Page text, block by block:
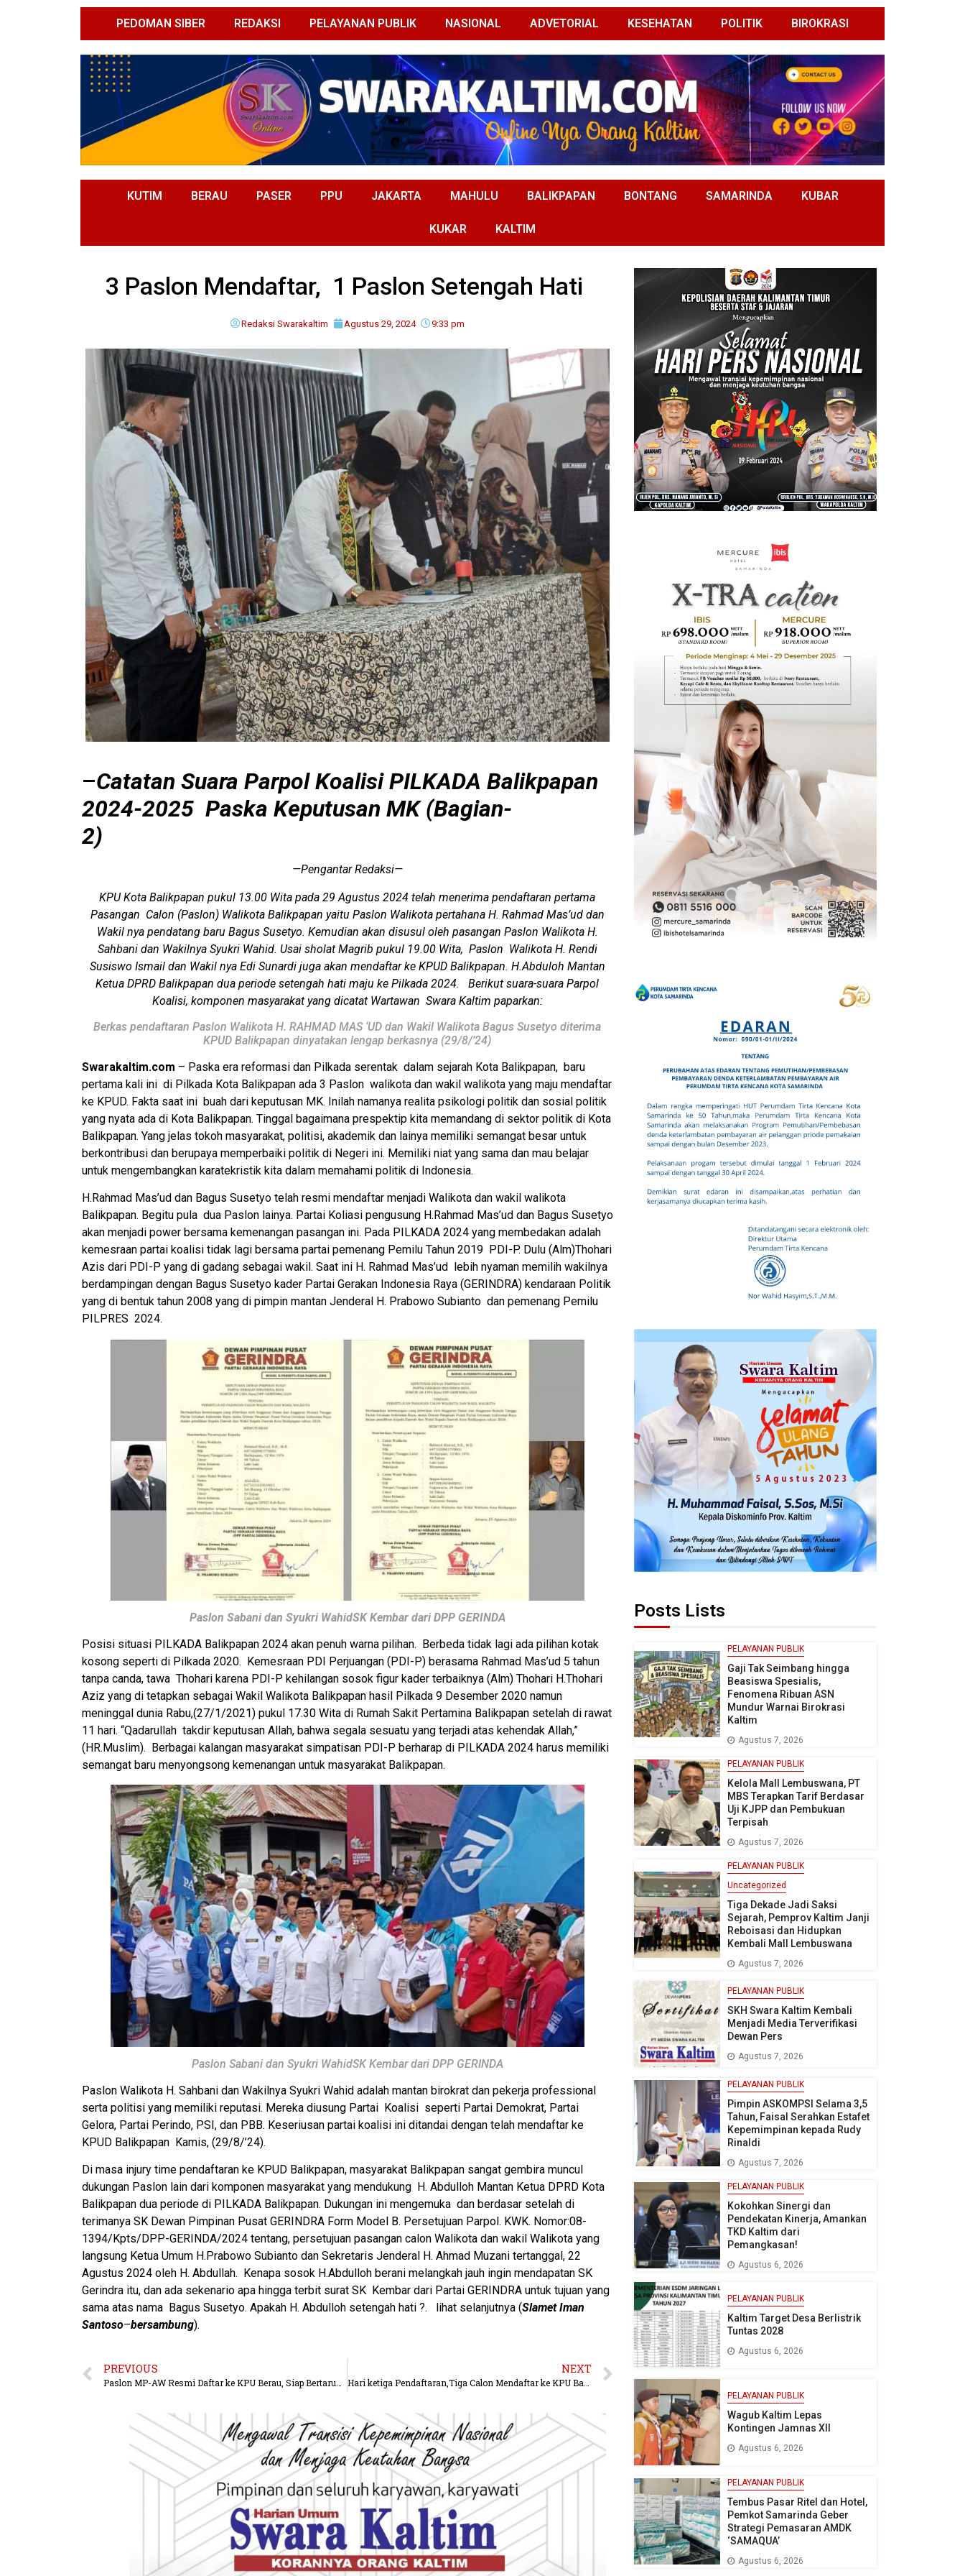
PEDOMAN SIBER REDAKSI PELAYANAN PUBLIK NASIONAL ADVETORIAL KESEHATAN POLITIK BIROKRASI
KUTIM BERAU PASER PPU JAKARTA MAHULU BALIKPAPAN BONTANG SAMARINDA KUBAR
KUKAR KALTIM
3 Paslon Mendaftar, 1 Paslon Setengah Hati
Redaksi Swarakaltim Agustus 29, 2024 9:33 pm
–Catatan Suara Parpol Koalisi PILKADA Balikpapan
2024-2025 Paska Keputusan MK (Bagian-
2)
—Pengantar Redaksi—
KPU Kota Balikpapan pukul 13.00 Wita pada 29 Agustus 2024 telah menerima pendaftaran pertama
Pasangan Calon (Paslon) Walikota Balikpapan yaitu Paslon Walikota pertahana H. Rahmad Mas’ud dan
Wakil nya pendatang baru Bagus Susetyo. Kemudian akan disusul oleh pasangan Paslon Walikota H.
Sahbani dan Wakilnya Syukri Wahid. Usai sholat Magrib pukul 19.00 Wita, Paslon Walikota H. Rendi
Susiswo Ismail dan Wakil nya Edi Sunardi juga akan mendaftar ke KPUD Balikpapan. H.Abduloh Mantan
Ketua DPRD Balikpapan dua periode setengah hati maju ke Pilkada 2024. Berikut suara-suara Parpol
Koalisi, komponen masyarakat yang dicatat Wartawan Swara Kaltim paparkan:
Berkas pendaftaran Paslon Walikota H. RAHMAD MAS ‘UD dan Wakil Walikota Bagus Susetyo diterima
KPUD Balikpapan dinyatakan lengap berkasnya (29/8/’24)
Swarakaltim.com – Paska era reformasi dan Pilkada serentak dalam sejarah Kota Balikpapan, baru
pertama kali ini di Pilkada Kota Balikpapan ada 3 Paslon walikota dan wakil walikota yang maju mendaftar
ke KPUD. Fakta saat ini buah dari keputusan MK. Inilah namanya realita psikologi politik dan sosial politik
yang nyata ada di Kota Balikpapan. Tinggal bagaimana prespektip kita memandang di sektor politik di Kota
Balikpapan. Yang jelas tokoh masyarakat, politisi, akademik dan lainya memiliki semangat besar untuk
berkontribusi dan berupaya memperbaiki politik di Negeri ini. Memiliki niat yang sama dan mau belajar
untuk mengembangkan karatekristik kita dalam memahami politik di Indonesia.
H.Rahmad Mas’ud dan Bagus Susetyo telah resmi mendaftar menjadi Walikota dan wakil walikota
Balikpapan. Begitu pula dua Paslon lainya. Partai Koliasi pengusung H.Rahmad Mas’ud dan Bagus Susetyo
akan menjadi power bersama kemenangan pasangan ini. Pada PILKADA 2024 yang membedakan adalah
kemesraan partai koalisi tidak lagi bersama partai pemenang Pemilu Tahun 2019 PDI-P. Dulu (Alm)Thohari
Azis dari PDI-P yang di gadang sebagai wakil. Saat ini H. Rahmad Mas’ud lebih nyaman memilih wakilnya
berdampingan dengan Bagus Susetyo kader Partai Gerakan Indonesia Raya (GERINDRA) kendaraan Politik
yang di bentuk tahun 2008 yang di pimpin mantan Jenderal H. Prabowo Subianto dan pemenang Pemilu
PILPRES 2024.
Paslon Sabani dan Syukri WahidSK Kembar dari DPP GERINDA
Posisi situasi PILKADA Balikpapan 2024 akan penuh warna pilihan. Berbeda tidak lagi ada pilihan kotak
kosong seperti di Pilkada 2020. Kemesraan PDI Perjuangan (PDI-P) berasama Rahmad Mas’ud 5 tahun
tanpa canda, tawa Thohari karena PDI-P kehilangan sosok figur kader terbaiknya (Alm) Thohari H.Thohari
Aziz yang di tetapkan sebagai Wakil Walikota Balikpapan hasil Pilkada 9 Desember 2020 namun
meninggal dunia Rabu,(27/1/2021) pukul 17.30 Wita di Rumah Sakit Pertamina Balikpapan setelah di rawat
11 hari. “Qadarullah takdir keputusan Allah, bahwa segala sesuatu yang terjadi atas kehendak Allah,”
(HR.Muslim). Berbagai kalangan masyarakat simpatisan PDI-P berharap di PILKADA 2024 harus memiliki
semangat baru menyongsong kemenangan untuk masyarakat Balikpapan.
Paslon Sabani dan Syukri WahidSK Kembar dari DPP GERINDA
Paslon Walikota H. Sahbani dan Wakilnya Syukri Wahid adalah mantan birokrat dan pekerja professional
serta politisi yang memiliki reputasi. Mereka diusung Partai Koalisi seperti Partai Demokrat, Partai
Gelora, Partai Perindo, PSI, dan PBB. Keseriusan partai koalisi ini ditandai dengan telah mendaftar ke
KPUD Balikpapan Kamis, (29/8/’24).
Di masa injury time pendaftaran ke KPUD Balikpapan, masyarakat Balikpapan sangat gembira muncul
dukungan Paslon lain dari komponen masyarakat yang mendukung H. Abdulloh Mantan Ketua DPRD Kota
Balikpapan dua periode di PILKADA Balikpapan. Dukungan ini mengemuka dan berdasar setelah di
terimanya SK Dewan Pimpinan Pusat GERINDRA Form Model B. Persetujuan Parpol. KWK. Nomor:08-
1394/Kpts/DPP-GERINDA/2024 tentang, persetujuan pasangan calon Walikota dan wakil Walikota yang
langsung Ketua Umum H.Prabowo Subianto dan Sekretaris Jenderal H. Ahmad Muzani tertanggal, 22
Agustus 2024 oleh H. Abdullah. Kenapa sosok H.Abdulloh berani melangkah jauh ingin mendapatan SK
Gerindra itu, dan ada sekenario apa hingga terbit surat SK Kembar dari Partai GERINDRA untuk tujuan yang
sama atas nama Bagus Susetyo. Apakah H. Abdulloh setengah hati ?. lihat selanjutnya (Slamet Iman
Santoso–bersambung).
PREVIOUS NEXT
Posts Lists
PELAYANAN PUBLIK
Gaji Tak Seimbang hingga
Beasiswa Spesialis,
Fenomena Ribuan ASN
Mundur Warnai Birokrasi
Kaltim
Agustus 7, 2026
PELAYANAN PUBLIK
Kelola Mall Lembuswana, PT
MBS Terapkan Tarif Berdasar
Uji KJPP dan Pembukuan
Terpisah
Agustus 7, 2026
PELAYANAN PUBLIK
Uncategorized
Tiga Dekade Jadi Saksi
Sejarah, Pemprov Kaltim Janji
Reboisasi dan Hidupkan
Kembali Mall Lembuswana
Agustus 7, 2026
PELAYANAN PUBLIK
SKH Swara Kaltim Kembali
Menjadi Media Terverifikasi
Dewan Pers
Agustus 7, 2026
PELAYANAN PUBLIK
Pimpin ASKOMPSI Selama 3,5
Tahun, Faisal Serahkan Estafet
Kepemimpinan kepada Rudy
Rinaldi
Agustus 7, 2026
PELAYANAN PUBLIK
Kokohkan Sinergi dan
Pendekatan Kinerja, Amankan
TKD Kaltim dari
Pemangkasan!
Agustus 6, 2026
PELAYANAN PUBLIK
Kaltim Target Desa Berlistrik
Tuntas 2028
Agustus 6, 2026
PELAYANAN PUBLIK
Wagub Kaltim Lepas
Kontingen Jamnas XII
Agustus 6, 2026
PELAYANAN PUBLIK
Tembus Pasar Ritel dan Hotel,
Pemkot Samarinda Geber
Strategi Pemasaran AMDK
‘SAMAQUA’
Agustus 6, 2026